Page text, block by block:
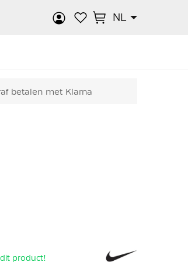
NL
betalen met Klarna
product!